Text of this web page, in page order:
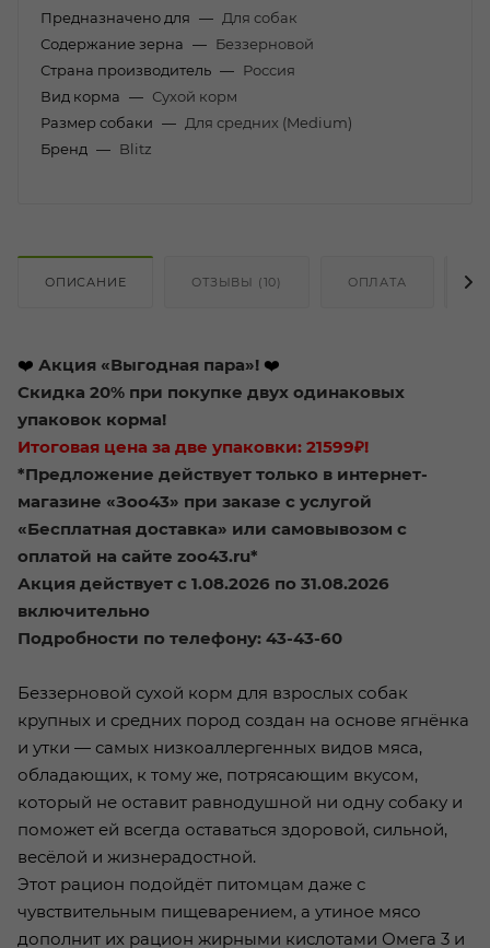
Предназначено для — Для собак
Содержание зерна — Беззерновой
Страна производитель — Россия
Вид корма — Сухой корм
Размер собаки — Для средних (Medium)
Бренд — Blitz
ОПИСАНИЕ ОТЗЫВЫ (10) ОПЛАТА
❤️ Акция «Выгодная пара»! ❤️
Скидка 20% при покупке двух одинаковых
упаковок корма!
Итоговая цена за две упаковки: 21599₽!
*Предложение действует только в интернет-
магазине «Зоо43» при заказе с услугой
«Бесплатная доставка» или самовывозом с
оплатой на сайте zoo43.ru*
Акция действует с 1.08.2026 по 31.08.2026
включительно
Подробности по телефону: 43-43-60
Беззерновой сухой корм для взрослых собак
крупных и средних пород создан на основе ягнёнка
и утки — самых низкоаллергенных видов мяса,
обладающих, к тому же, потрясающим вкусом,
который не оставит равнодушной ни одну собаку и
поможет ей всегда оставаться здоровой, сильной,
весёлой и жизнерадостной.
Этот рацион подойдёт питомцам даже с
чувствительным пищеварением, а утиное мясо
дополнит их рацион жирными кислотами Омега 3 и